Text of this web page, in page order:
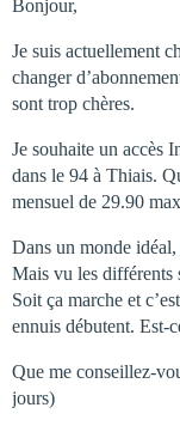
Bonjour,
Je suis actuellement
changer
sont trop chères.
Je souhaite un accès
dans le 94 à Thiais.
mensuel de 29.90
Dans un monde idéal,
Mais vu les différents
Soit ça marche et
ennuis débutent. Est-
Que me conseillez-
jours)